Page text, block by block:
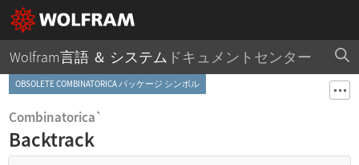
Wolfram言語 ＆ システム ドキュメントセンター
OBSOLETE COMBINATORICA パッケージ シンボル
Combinatorica`
Backtrack